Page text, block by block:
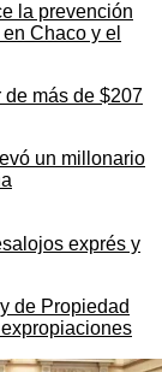
la prevención
Chaco y el
un millonario
de Propiedad